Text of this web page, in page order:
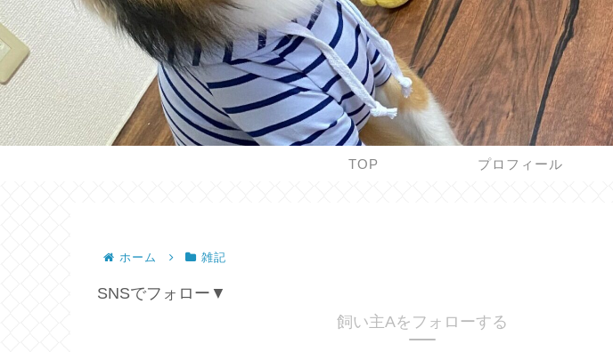
TOP プロフィール
ホーム 雑記
SNSでフォロー▼
飼い主Aをフォローする